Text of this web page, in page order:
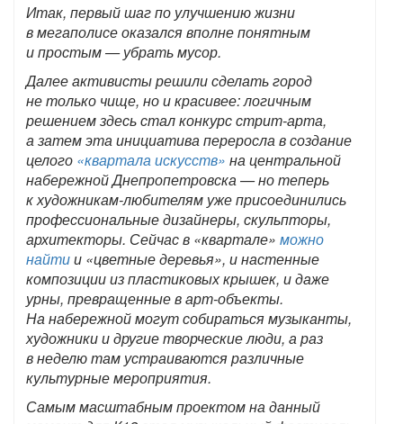
Итак, первый шаг по улучшению жизни
в мегаполисе оказался вполне понятным
и простым — убрать мусор.
Далее активисты решили сделать город
не только чище, но и красивее: логичным
решением здесь стал конкурс стрит-арта,
а затем эта инициатива переросла в создание
целого «квартала искусств» на центральной
набережной Днепропетровска — но теперь
к художникам-любителям уже присоединились
профессиональные дизайнеры, скульпторы,
архитекторы. Сейчас в «квартале» можно
найтии «цветные деревья», и настенные
композиции из пластиковых крышек, и даже
урны, превращенные в арт-объекты.
На набережной могут собираться музыканты,
художники и другие творческие люди, а раз
в неделю там устраиваются различные
культурные мероприятия.
Самым масштабным проектом на данный